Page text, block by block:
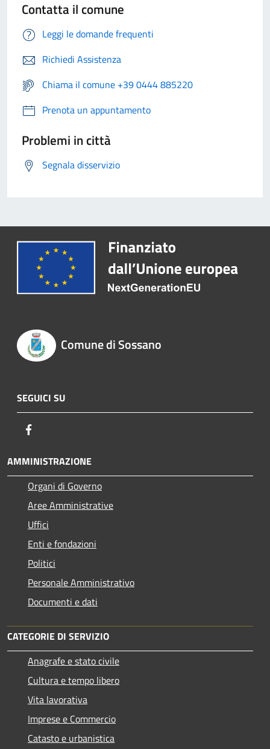
Contatta il comune
Leggi le domande frequenti
Richiedi Assistenza
Chiama il comune +39 0444 885220
Prenota un appuntamento
Problemi in città
Segnala disservizio
Comune di Sossano
SEGUICI SU
AMMINISTRAZIONE
Organi di Governo
Aree Amministrative
Uffici
Enti e fondazioni
Politici
Personale Amministrativo
Documenti e dati
CATEGORIE DI SERVIZIO
Anagrafe e stato civile
Cultura e tempo libero
Vita lavorativa
Imprese e Commercio
Catasto e urbanistica